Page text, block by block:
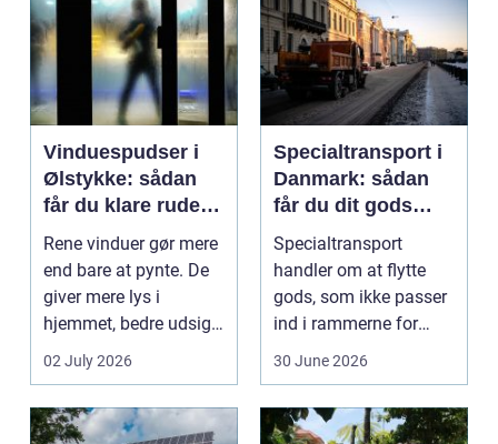
Vinduespudser i
Ølstykke: sådan
får du klare ruder
året rundt
Rene vinduer gør mere
end bare at pynte. De
giver mere lys i
hjemmet, bedre udsigt
og et p&ae...
02 July 2026
Specialtransport i
Danmark: sådan
får du dit gods
sikkert frem
Specialtransport
handler om at flytte
gods, som ikke passer
ind i rammerne for
almindelig
30 June 2026